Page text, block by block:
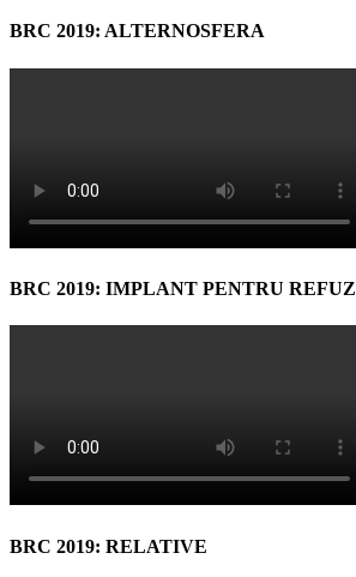
BRC 2019: ALTERNOSFERA
BRC 2019: IMPLANT PENTRU REFUZ
BRC 2019: RELATIVE